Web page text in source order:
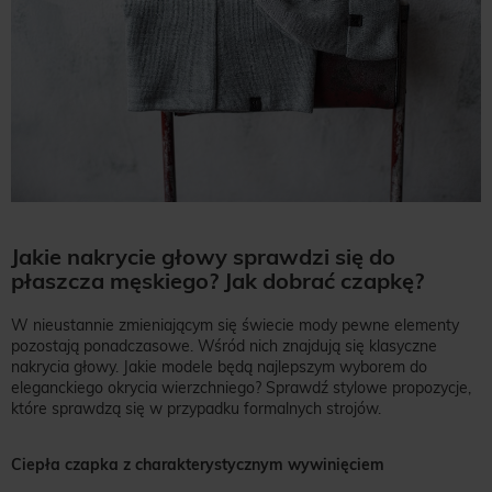
Jakie nakrycie głowy sprawdzi się do
płaszcza męskiego? Jak dobrać czapkę?
W nieustannie zmieniającym się świecie mody pewne elementy
pozostają ponadczasowe. Wśród nich znajdują się klasyczne
nakrycia głowy. Jakie modele będą najlepszym wyborem do
eleganckiego okrycia wierzchniego? Sprawdź stylowe propozycje,
które sprawdzą się w przypadku formalnych strojów.
Ciepła czapka z charakterystycznym wywinięciem